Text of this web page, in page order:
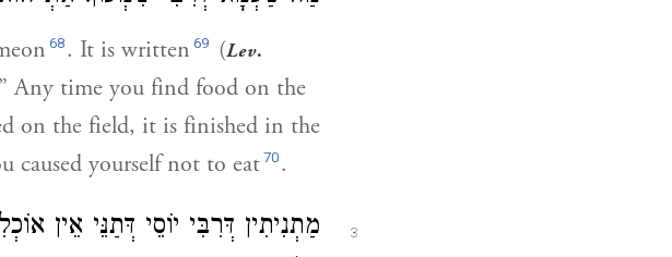
68. It is written 69 (Lev.
Any time you find food on the
on the field, it is finished in the
caused yourself not to eat70.
3 מַתְנִיתִין דְּרִבִּי יוֹסֵי דְּתַנֵּי אֵין